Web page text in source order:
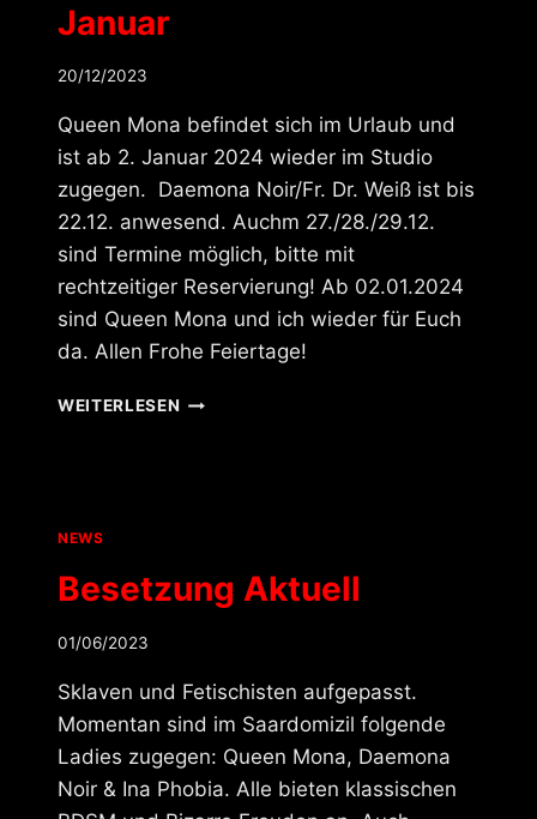
Januar
20/12/2023
Queen Mona befindet sich im Urlaub und
ist ab 2. Januar 2024 wieder im Studio
zugegen. Daemona Noir/Fr. Dr. Weiß ist bis
22.12. anwesend. Auchm 27./28./29.12.
sind Termine möglich, bitte mit
rechtzeitiger Reservierung! Ab 02.01.2024
sind Queen Mona und ich wieder für Euch
da. Allen Frohe Feiertage!
WEITERLESENBESETZUNG
NEWS
Besetzung Aktuell
01/06/2023
Sklaven und Fetischisten aufgepasst.
Momentan sind im Saardomizil folgende
Ladies zugegen: Queen Mona, Daemona
Noir & Ina Phobia. Alle bieten klassischen